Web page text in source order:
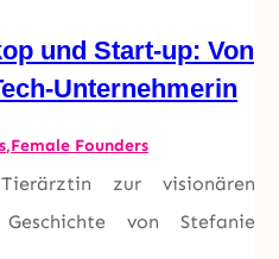
und Start-up: Von
Unternehmerin
,Female Founders
zur visionären
von Stefanie